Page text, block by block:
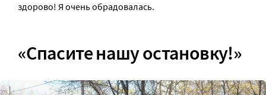
здорово! Я очень обрадовалась.
«Спасите нашу остановку!»